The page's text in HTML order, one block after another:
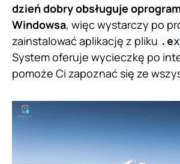
dzień dobry obsługuje
Windowsa, więc wystarczy po
zainstalować aplikację z pliku
System oferuje wycieczkę po
pomoże Ci zapoznać się ze